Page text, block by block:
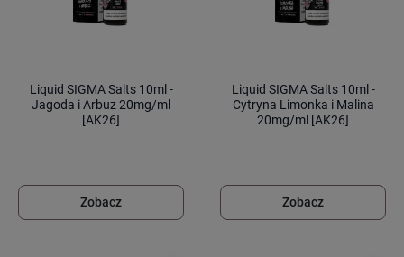
Liquid SIGMA Salts 10ml -
Jagoda i Arbuz 20mg/ml
[AK26]
Zobacz
Liquid SIGMA Salts 10ml -
Cytryna Limonka i Malina
20mg/ml [AK26]
Zobacz